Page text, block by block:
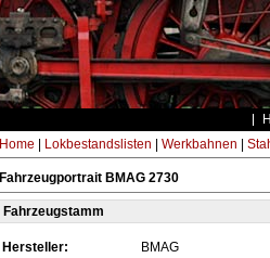
Home Lokbestandslisten Werkbahnen
Fahrzeugportrait BMAG 2730
Fahrzeugstamm
Hersteller:
BMAG